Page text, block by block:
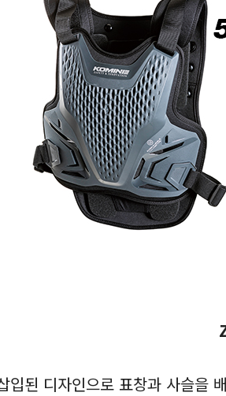
입된 디자인으로 표창과 사슬을